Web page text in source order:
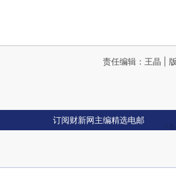
责任编辑：王晶 |
订阅财新网主编精选电邮